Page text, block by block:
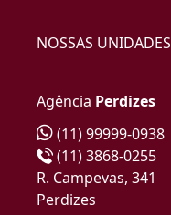
NOSSAS UNIDADES
Agência Perdizes
(11) 99999-0938
(11) 3868-0255
R. Campevas, 341
Perdizes